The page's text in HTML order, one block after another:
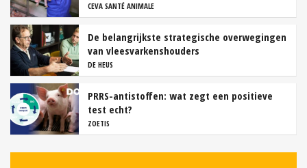
CEVA SANTÉ ANIMALE
De belangrijkste strategische overwegingen
van vleesvarkenshouders
DE HEUS
PRRS-antistoffen: wat zegt een positieve
test echt?
ZOETIS